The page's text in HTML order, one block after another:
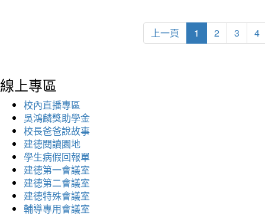
上一頁 1 2 3 4
線上專區
校內直播專區
吳鴻麟獎助學金
校長爸爸說故事
建德閱讀園地
學生病假回報單
建德第一會議室
建德第二會議室
建德特殊會議室
輔導專用會議室